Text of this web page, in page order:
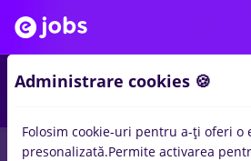
Administrare cookies 🍪
Folosim cookie-uri pentru a-ți oferi o
presonalizată.Permite activarea